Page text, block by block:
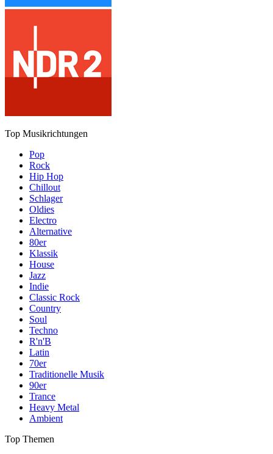
Top Musikrichtungen
Pop
Rock
Hip Hop
Chillout
Schlager
Oldies
Electro
Alternative
80er
Klassik
House
Jazz
Indie
Classic Rock
Country
Soul
Techno
R'n'B
Latin
70er
Traditionelle Musik
90er
Trance
Heavy Metal
Ambient
Top Themen